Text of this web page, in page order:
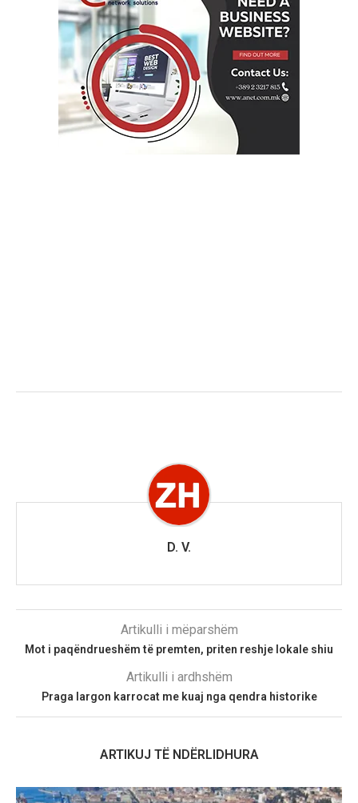
D. V.
Artikulli i mëparshëm
Mot i paqëndrueshëm të premten, priten reshje lokale shiu
Artikulli i ardhshëm
Praga largon karrocat me kuaj nga qendra historike
ARTIKUJ TË NDËRLIDHURA